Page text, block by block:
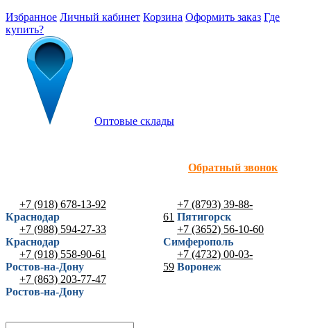
Избранное Личный кабинет Корзина Оформить заказ Где
купить?
Оптовые склады
Обратный звонок
+7 (918) 678-13-92
Краснодар
+7 (988) 594-27-33
Краснодар
+7 (918) 558-90-61
Ростов-на-Дону
+7 (863) 203-77-47
Ростов-на-Дону
+7 (8793) 39-88-
61 Пятигорск
+7 (3652) 56-10-60
Симферополь
+7 (4732) 00-03-
59 Воронеж